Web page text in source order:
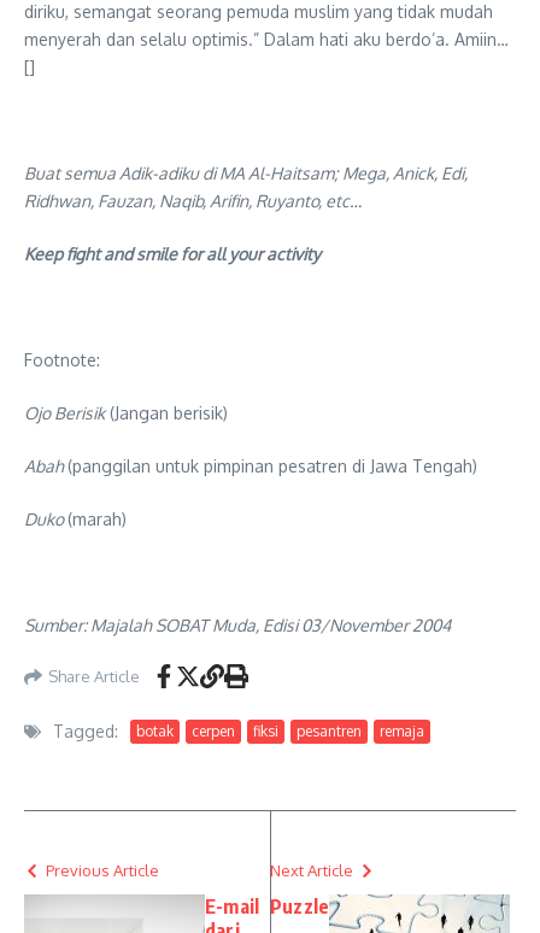
diriku, semangat seorang pemuda muslim yang tidak mudah
menyerah dan selalu optimis.” Dalam hati aku berdo’a. Amiin…
[]
Buat semua Adik-adiku di MA Al-Haitsam; Mega, Anick, Edi,
Ridhwan, Fauzan, Naqib, Arifin, Ruyanto, etc…
Keep fight and smile for all your activity
Footnote:
Ojo Berisik(Jangan berisik)
Abah(panggilan untuk pimpinan pesatren di Jawa Tengah)
Duko(marah)
Sumber: Majalah SOBAT Muda, Edisi 03/November 2004
Share Article
Tagged: botak cerpen fiksi pesantren remaja
Previous Article
E-mail
Next Article
Puzzle